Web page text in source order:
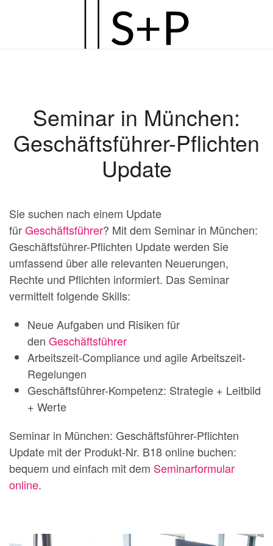
Seminar in München:
Geschäftsführer-Pflichten
Update
Sie suchen nach einem Update
fürGeschäftsführer? Mit dem Seminar in München:
Geschäftsführer-Pflichten Update werden Sie
umfassend über alle relevanten Neuerungen,
Rechte und Pflichten informiert. Das Seminar
vermittelt folgende Skills:
Neue Aufgaben und Risiken für
den Geschäftsführer
Arbeitszeit-Compliance und agile Arbeitszeit-
Regelungen
Geschäftsführer-Kompetenz: Strategie + Leitbild
+ Werte
Seminar in München: Geschäftsführer-Pflichten
Update mit der Produkt-Nr. B18 online buchen:
bequem und einfach mit dem Seminarformular
online.